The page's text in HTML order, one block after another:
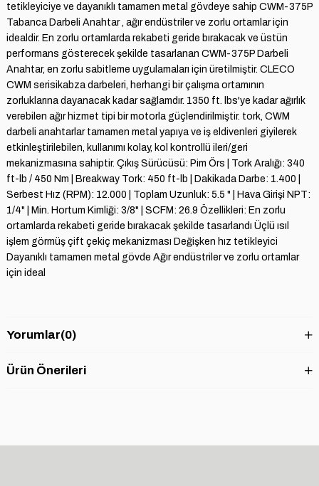
tetikleyiciye ve dayanıklı tamamen metal gövdeye sahip CWM-375P
Tabanca Darbeli Anahtar , ağır endüstriler ve zorlu ortamlar için
idealdir. En zorlu ortamlarda rekabeti geride bırakacak ve üstün
performans gösterecek şekilde tasarlanan CWM-375P Darbeli
Anahtar, en zorlu sabitleme uygulamaları için üretilmiştir. CLECO
CWM serisikabza darbeleri, herhangi bir çalışma ortamının
zorluklarına dayanacak kadar sağlamdır. 1350 ft. lbs'ye kadar ağırlık
verebilen ağır hizmet tipi bir motorla güçlendirilmiştir. tork, CWM
darbeli anahtarlar tamamen metal yapıya ve iş eldivenleri giyilerek
etkinleştirilebilen, kullanımı kolay, kol kontrollü ileri/geri
mekanizmasına sahiptir. Çıkış Sürücüsü: Pim Örs | Tork Aralığı: 340
ft-lb / 450 Nm | Breakway Tork: 450 ft-lb | Dakikada Darbe: 1.400 |
Serbest Hız (RPM): 12.000 | Toplam Uzunluk: 5.5 " | Hava Girişi NPT:
1/4" | Min. Hortum Kimliği: 3/8" | SCFM: 26.9 Özellikleri: En zorlu
ortamlarda rekabeti geride bırakacak şekilde tasarlandı Üçlü ısıl
işlem görmüş çift çekiç mekanizması Değişken hız tetikleyici
Dayanıklı tamamen metal gövde Ağır endüstriler ve zorlu ortamlar
için ideal
Yorumlar(0)
Ürün Önerileri